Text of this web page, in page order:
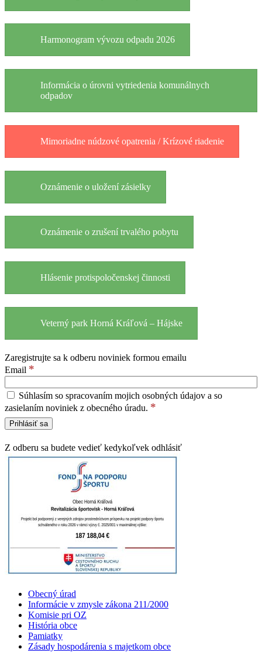
Harmonogram vývozu odpadu 2026
Informácia o úrovni vytriedenia komunálnych
odpadov
Mimoriadne núdzové opatrenia / Krízové riadenie
Oznámenie o uložení zásielky
Oznámenie o zrušení trvalého pobytu
Hlásenie protispoločenskej činnosti
Veterný park Horná Kráľová – Hájske
Zaregistrujte sa k odberu noviniek formou emailu
Email *
Súhlasím so spracovaním mojich osobných údajov a so
zasielaním noviniek z obecného úradu. *
Z odberu sa budete vedieť kedykoľvek odhlásiť
Obecný úrad
Informácie v zmysle zákona 211/2000
Komisie pri OZ
História obce
Pamiatky
Zásady hospodárenia s majetkom obce